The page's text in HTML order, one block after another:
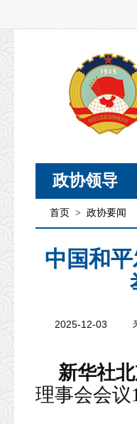
政协领导
首页 > 政协要闻
中国和
2025-12-03
新华社
理事会会议